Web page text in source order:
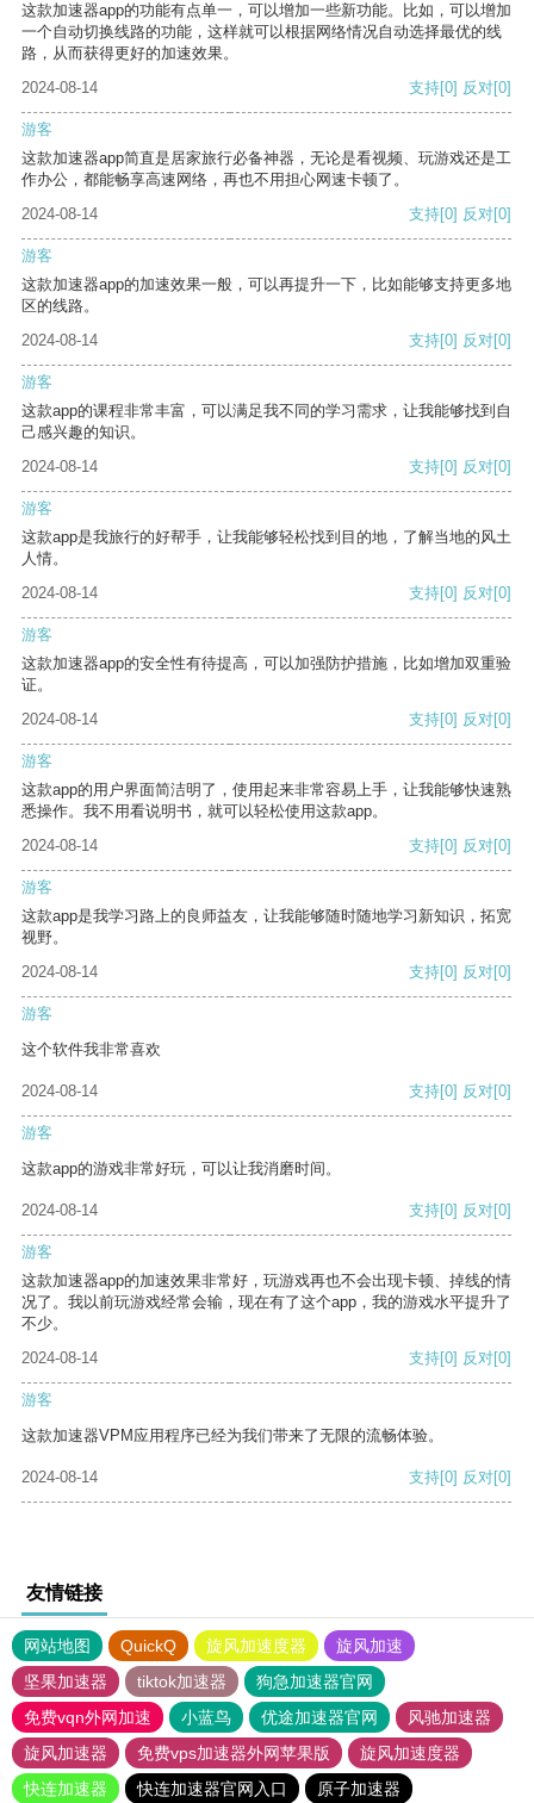
这款加速器app的功能有点单一，可以增加一些新功能。比如，可以增加
一个自动切换线路的功能，这样就可以根据网络情况自动选择最优的线
路，从而获得更好的加速效果。
2024-08-14
支持[0] 反对[0]
游客
这款加速器app简直是居家旅行必备神器，无论是看视频、玩游戏还是工
作办公，都能畅享高速网络，再也不用担心网速卡顿了。
2024-08-14
支持[0] 反对[0]
游客
这款加速器app的加速效果一般，可以再提升一下，比如能够支持更多地
区的线路。
2024-08-14
支持[0] 反对[0]
游客
这款app的课程非常丰富，可以满足我不同的学习需求，让我能够找到自
己感兴趣的知识。
2024-08-14
支持[0] 反对[0]
游客
这款app是我旅行的好帮手，让我能够轻松找到目的地，了解当地的风土
人情。
2024-08-14
支持[0] 反对[0]
游客
这款加速器app的安全性有待提高，可以加强防护措施，比如增加双重验
证。
2024-08-14
支持[0] 反对[0]
游客
这款app的用户界面简洁明了，使用起来非常容易上手，让我能够快速熟
悉操作。我不用看说明书，就可以轻松使用这款app。
2024-08-14
支持[0] 反对[0]
游客
这款app是我学习路上的良师益友，让我能够随时随地学习新知识，拓宽
视野。
2024-08-14
支持[0] 反对[0]
游客
这个软件我非常喜欢
2024-08-14 支持[0] 反对[0]
游客
这款app的游戏非常好玩，可以让我消磨时间。
2024-08-14 支持[0] 反对[0]
游客
这款加速器app的加速效果非常好，玩游戏再也不会出现卡顿、掉线的情
况了。我以前玩游戏经常会输，现在有了这个app，我的游戏水平提升了
不少。
2024-08-14
支持[0] 反对[0]
游客
这款加速器VPM应用程序已经为我们带来了无限的流畅体验。
2024-08-14 支持[0] 反对[0]
友情链接
网站地图 QuickQ 旋风加速度器
旋风加速
坚果加速器
tiktok加速器
狗急加速器官网
免费vqn外网加速
小蓝鸟 优途加速器官网
风驰加速器
旋风加速器
免费vps加速器外网苹果版
旋风加速度器
快连加速器
快连加速器官网入口 原子加速器